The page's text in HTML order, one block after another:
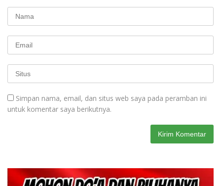
Simpan nama, email, dan situs web saya pada peramban ini
untuk komentar saya berikutnya.